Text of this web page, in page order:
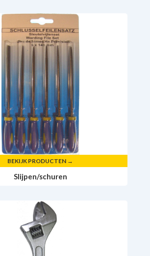
BEKIJK PRODUCTEN →
Slijpen/schuren